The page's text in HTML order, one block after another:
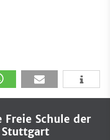
Schule der
Stuttgart